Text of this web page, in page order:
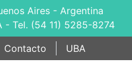
Aires - Argentina
- Tel. (54 11) 5285-8274
Contacto UBA